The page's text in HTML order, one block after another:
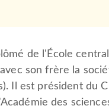
de l'École
son frère la
Il est président du
des